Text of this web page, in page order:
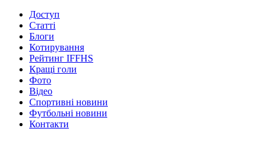
Доступ
Статті
Блоги
Котирування
Рейтинг IFFHS
Кращі голи
Фото
Відео
Спортивні новини
Футбольні новини
Контакти